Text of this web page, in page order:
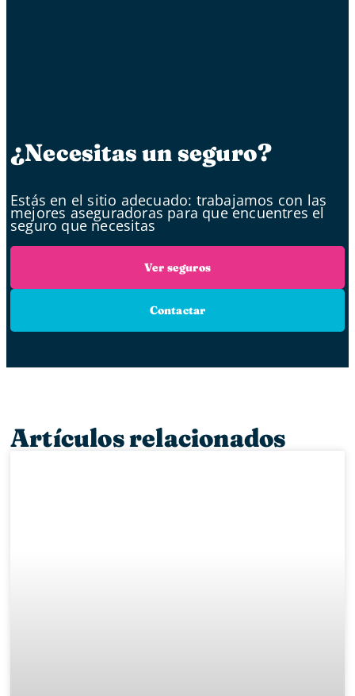
¿Necesitas un seguro?
Estás en el sitio adecuado: trabajamos con las
mejores aseguradoras para que encuentres el
seguro que necesitas
Ver seguros
Contactar
Artículos relacionados